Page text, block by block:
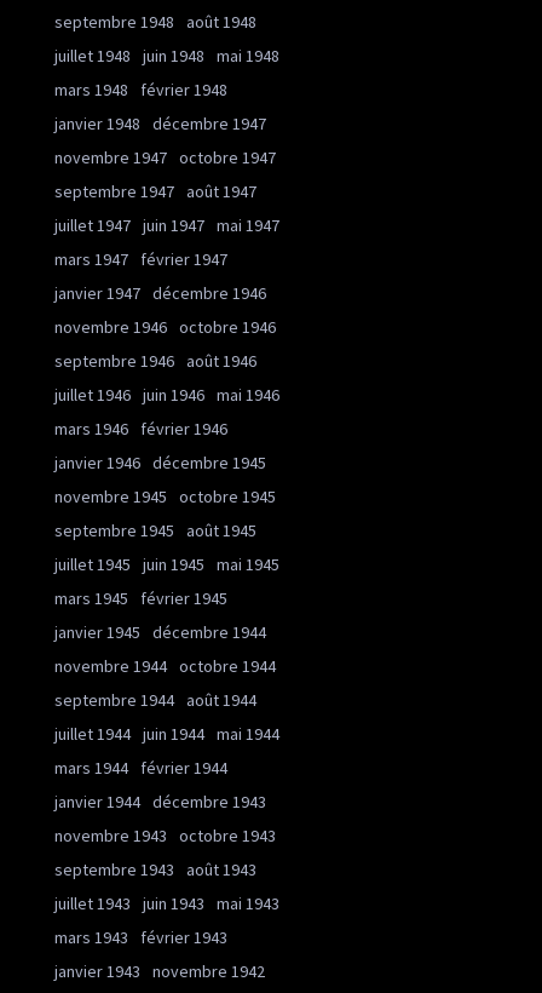
septembre 1948
août 1948
juillet 1948
juin 1948
mai 1948
mars 1948
février 1948
janvier 1948
décembre 1947
novembre 1947 octobre 1947
septembre 1947 août 1947
juillet 1947 juin 1947 mai 1947
mars 1947
février 1947
janvier 1947 décembre 1946
novembre 1946 octobre 1946
septembre 1946 août 1946
juillet 1946 juin 1946 mai 1946
mars 1946
février 1946
janvier 1946 décembre 1945
novembre 1945
octobre 1945
septembre 1945
août 1945
juillet 1945
juin 1945
mai 1945
mars 1945
février 1945
janvier 1945
décembre 1944
novembre 1944 octobre 1944
septembre 1944 août 1944
juillet 1944 juin 1944 mai 1944
mars 1944
février 1944
janvier 1944 décembre 1943
novembre 1943
octobre 1943
septembre 1943
août 1943
juillet 1943
juin 1943
mai 1943
mars 1943
février 1943
janvier 1943
novembre 1942